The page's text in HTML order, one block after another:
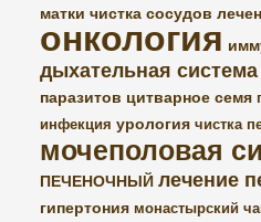
матки чистка сосудов
онкология
дыхательная система
паразитов цитварное семя
инфекция урология чистка
мочеполовая
ПЕЧЕНОЧНЫЙ лечение
гипертония монастырский